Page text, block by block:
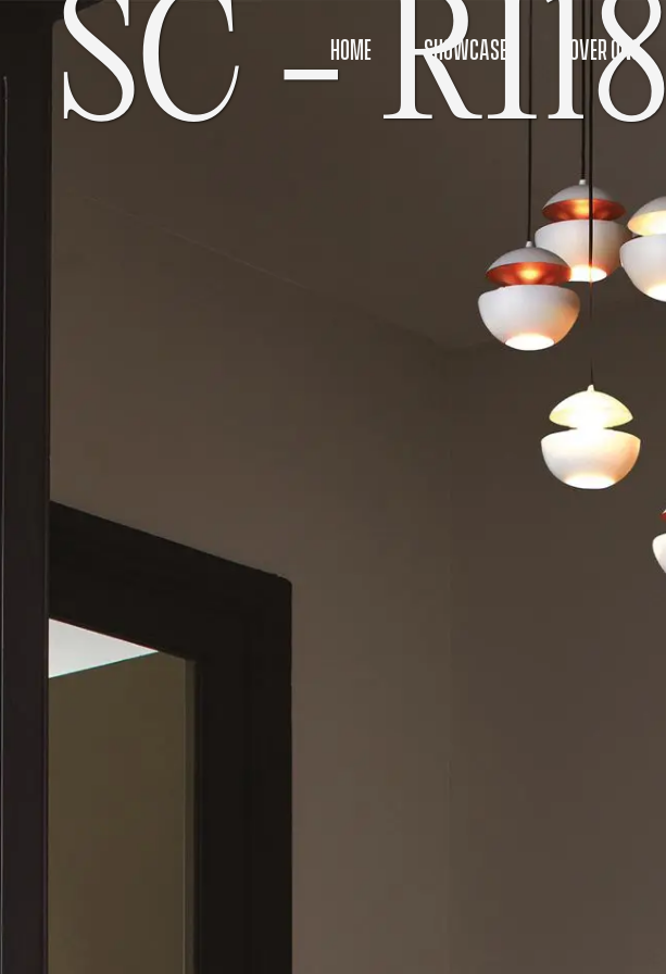
HOME SHOWCASES OVER ONS
SC - RI18